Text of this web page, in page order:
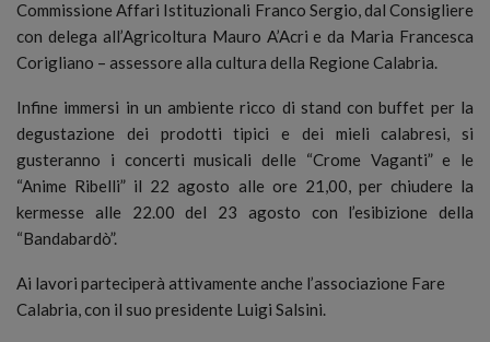
Commissione Affari Istituzionali Franco Sergio, dal Consigliere
con delega all’Agricoltura Mauro A’Acri e da Maria Francesca
Corigliano – assessore alla cultura della Regione Calabria.
Infine immersi in un ambiente ricco di stand con buffet per la
degustazione dei prodotti tipici e dei mieli calabresi, si
gusteranno i concerti musicali delle “Crome Vaganti” e le
“Anime Ribelli” il 22 agosto alle ore 21,00, per chiudere la
kermesse alle 22.00 del 23 agosto con l’esibizione della
“Bandabardò”.
Ai lavori parteciperà attivamente anche l’associazione Fare
Calabria, con il suo presidente Luigi Salsini.